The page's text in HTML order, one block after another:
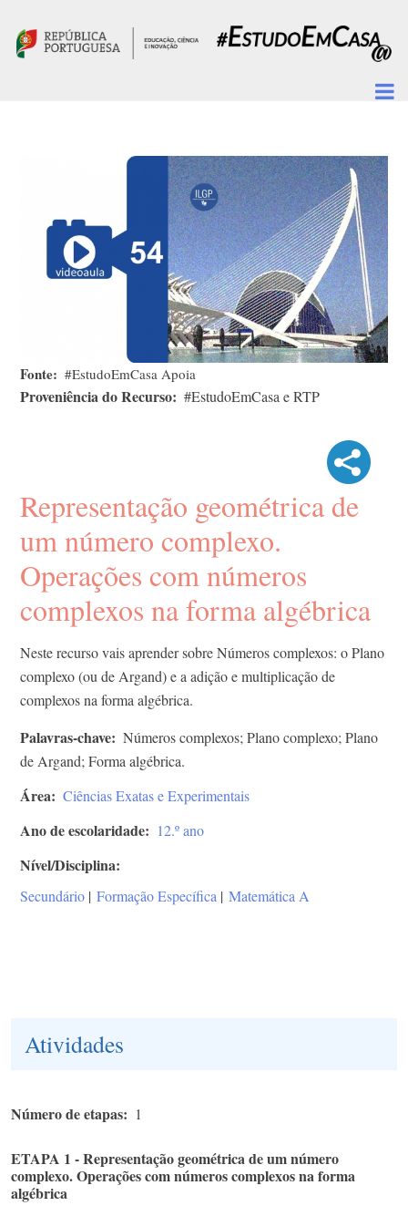
Fonte #EstudoEmCasa Apoia
Proveniência do Recurso #EstudoEmCasa e RTP
Representação geométrica de
um número complexo.
Operações com números
complexos na forma algébrica
Neste recurso vais aprender sobre Números complexos: o Plano
complexo (ou de Argand) e a adição e multiplicação de
complexos na forma algébrica.
Palavras-chave
Números complexos; Plano complexo; Plano
de Argand; Forma algébrica.
Área Ciências Exatas e Experimentais
Ano de escolaridade 12.º ano
Nível/Disciplina
Secundário | Formação Específica | Matemática A
Atividades
Número de etapas 1
ETAPA 1 - Representação geométrica de um número
complexo. Operações com números complexos na forma
algébrica